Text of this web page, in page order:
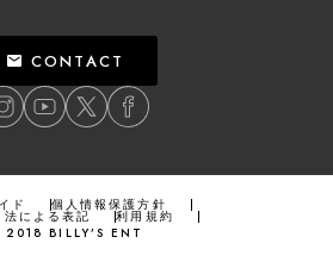
CONTACT
ド 個人情報保護方針
による表記
利用規約
2018 BILLY’S ENT